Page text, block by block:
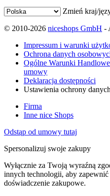
Zmień kraj/
© 2010-2026 niceshops GmbH -
Impressum i warunki
Ochrona danych
Ogólne Warunki
umowy
Deklaracja dostępności
Ustawienia ochrony danych
Firma
Inne nice Shops
Odstąp od umowy tutaj
Spersonalizuj swoje zakupy
Wyłącznie za Twoją wyraźną
innych technologii, aby
doświadczenie zakupowe.